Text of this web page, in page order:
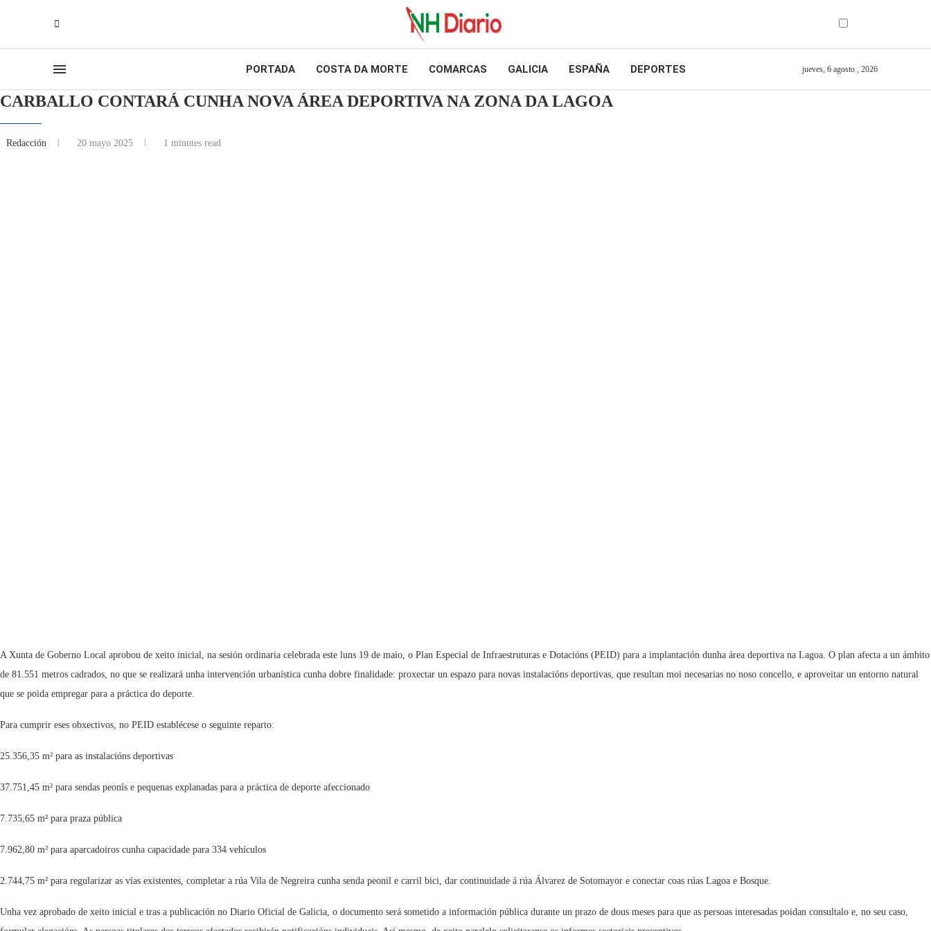
PORTADA COSTA DA MORTE COMARCAS GALICIA ESPAÑA DEPORTES jueves, 6 agosto , 2026
CARBALLO CONTARÁ CUNHA NOVA ÁREA DEPORTIVA NA ZONA DA LAGOA
Redacción 20 mayo 2025 1 minutes read
A Xunta de Goberno Local aprobou de xeito inicial, na sesión ordinaria celebrada este luns 19 de maio, o Plan Especial de Infraestruturas e Dotacións (PEID) para a implantación dunha área deportiva na Lagoa. O plan afecta a un ámbito
de 81.551 metros cadrados, no que se realizará unha intervención urbanística cunha dobre finalidade: proxectar un espazo para novas instalacións deportivas, que resultan moi necesarias no noso concello, e aproveitar un entorno natural
que se poida empregar para a práctica do deporte.
Para cumprir eses obxectivos, no PEID establécese o seguinte reparto:
25.356,35 m² para as instalacións deportivas
37.751,45 m² para sendas peonís e pequenas explanadas para a práctica de deporte afeccionado
7.735,65 m² para praza pública
7.962,80 m² para aparcadoiros cunha capacidade para 334 vehículos
2.744,75 m² para regularizar as vías existentes, completar a rúa Vila de Negreira cunha senda peonil e carril bici, dar continuidade á rúa Álvarez de Sotomayor e conectar coas rúas Lagoa e Bosque.
Unha vez aprobado de xeito inicial e tras a publicación no Diario Oficial de Galicia, o documento será sometido a información pública durante un prazo de dous meses para que as persoas interesadas poidan consultalo e, no seu caso,